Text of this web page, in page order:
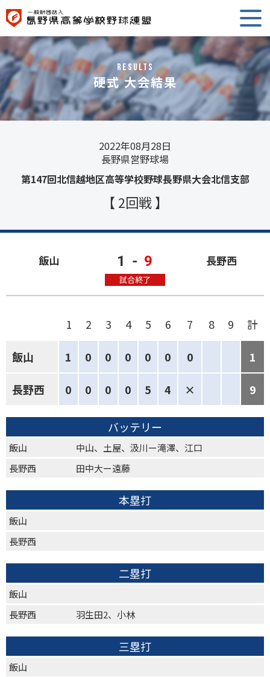
RESULTS
硬式 大会結果
2022年08月28日
長野県営野球場
第147回北信越地区高等学校野球長野県大会北信支部
【 2回戦 】
飯山 1 - 9
試合終了
長野西
1 2 3 4 5 6 7 8 9 計
飯山 1 0 0 0 0 0 0 1
長野西 0 0 0 0 5 4 × 9
バッテリー
飯山
中山、土屋、汲川ー滝澤、江口
長野西
田中大ー遠藤
本塁打
飯山
長野西
二塁打
飯山
長野西
羽生田2、小林
三塁打
飯山